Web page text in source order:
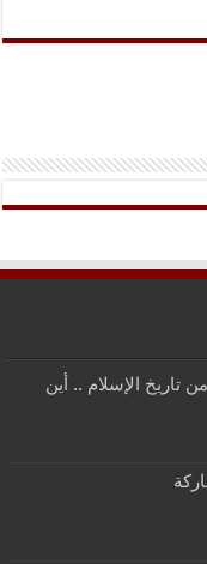
من تاريخ الإسلام .. أين